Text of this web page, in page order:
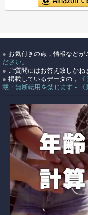
● お気付きの点，情報などが
ださい。
● ご質問にはお答え致しかね
● 掲載しているデータの，
載・無断転用を禁じます - 《